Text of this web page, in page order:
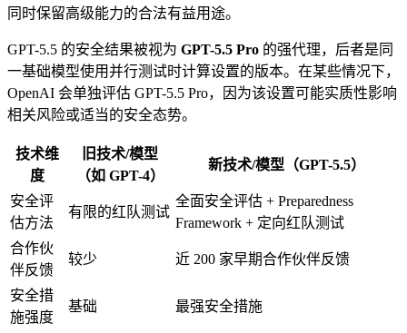
同时保留高级能力的合法有益用途。
GPT-5.5 的安全结果被视为 GPT-5.5 Pro 的强代理，后者是同
一基础模型使用并行测试时计算设置的版本。在某些情况下，
OpenAI 会单独评估 GPT-5.5 Pro，因为该设置可能实质性影响
相关风险或适当的安全态势。
技术维
度
旧技术/模型
（如 GPT-4）
新技术/模型（GPT-5.5）
安全评
估方法
有限的红队测试
全面安全评估 + Preparedness
Framework + 定向红队测试
合作伙
伴反馈
较少 近 200 家早期合作伙伴反馈
安全措
施强度
基础 最强安全措施